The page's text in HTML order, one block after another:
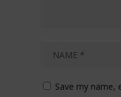
Save my name,